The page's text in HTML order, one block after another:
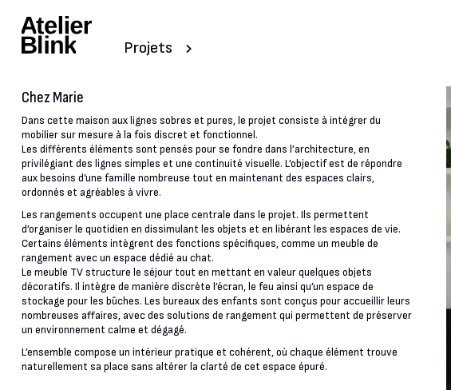
Projets
Chez Marie
Dans cette maison aux lignes sobres et pures, le projet consiste à intégrer du
mobilier sur mesure à la fois discret et fonctionnel.
Les différents éléments sont pensés pour se fondre dans l’architecture, en
privilégiant des lignes simples et une continuité visuelle. L’objectif est de répondre
aux besoins d’une famille nombreuse tout en maintenant des espaces clairs,
ordonnés et agréables à vivre.
Les rangements occupent une place centrale dans le projet. Ils permettent
d’organiser le quotidien en dissimulant les objets et en libérant les espaces de vie.
Certains éléments intègrent des fonctions spécifiques, comme un meuble de
rangement avec un espace dédié au chat.
Le meuble TV structure le séjour tout en mettant en valeur quelques objets
décoratifs. Il intègre de manière discrète l’écran, le feu ainsi qu’un espace de
stockage pour les bûches. Les bureaux des enfants sont conçus pour accueillir leurs
nombreuses affaires, avec des solutions de rangement qui permettent de préserver
un environnement calme et dégagé.
L’ensemble compose un intérieur pratique et cohérent, où chaque élément trouve
naturellement sa place sans altérer la clarté de cet espace épuré.